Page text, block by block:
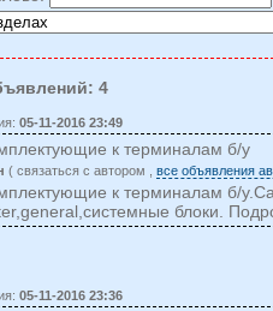
4
05-11-2016 23:49
к терминалам б/у
( cвязаться c автором ,все объявления
к терминалам б/
блоки.
05-11-2016 23:36